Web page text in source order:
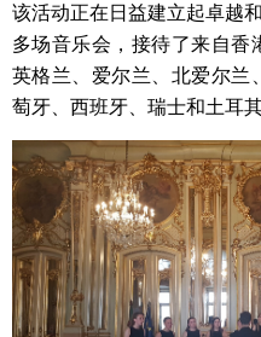
该活动正在日益建立起卓越
多场音乐会，接待了来自香
英格兰、爱尔兰、北爱尔兰
萄牙、西班牙、瑞士和土耳其